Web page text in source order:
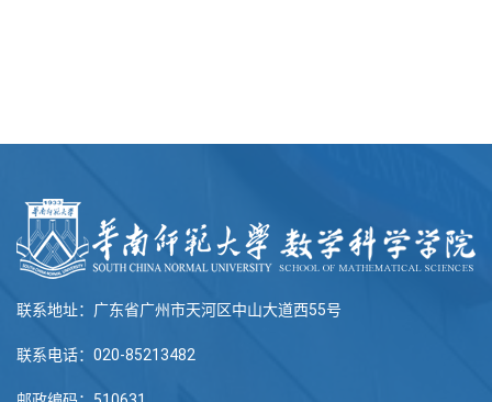
联系地址：广东省广州市天河区中山大道西55号
联系电话：020-85213482